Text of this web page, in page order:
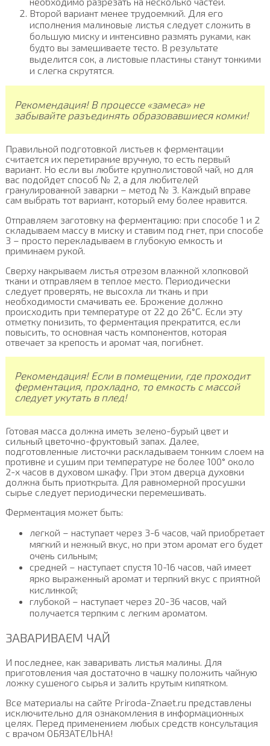
Второй вариант менее трудоемкий. Для его
исполнения малиновые листья следует сложить в
большую миску и интенсивно размять руками, как
будто вы замешиваете тесто. В результате
выделится сок, а листовые пластины станут тонкими
и слегка скрутятся.
Рекомендация! В процессе «замеса» не
забывайте разъединять образовавшиеся комки!
Правильной подготовкой листьев к ферментации
считается их перетирание вручную, то есть первый
вариант. Но если вы любите крупнолистовой чай, но для
вас подойдет способ № 2, а для любителей
гранулированной заварки – метод № 3. Каждый вправе
сам выбрать тот вариант, который ему более нравится.
Отправляем заготовку на ферментацию: при способе 1 и 2
складываем массу в миску и ставим под гнет, при способе
3 – просто перекладываем в глубокую емкость и
приминаем рукой.
Сверху накрываем листья отрезом влажной хлопковой
ткани и отправляем в теплое место. Периодически
следует проверять, не высохла ли ткань и при
необходимости смачивать ее. Брожение должно
происходить при температуре от 22 до 26°C. Если эту
отметку понизить, то ферментация прекратится, если
повысить, то основная часть компонентов, которая
отвечает за крепость и аромат чая, погибнет.
Рекомендация! Если в помещении, где проходит
ферментация, прохладно, то емкость с массой
следует укутать в плед!
Готовая масса должна иметь зелено-бурый цвет и
сильный цветочно-фруктовый запах. Далее,
подготовленные листочки раскладываем тонким слоем на
противне и сушим при температуре не более 100° около
2-х часов в духовом шкафу. При этом дверца духовки
должна быть приоткрыта. Для равномерной просушки
сырье следует периодически перемешивать.
Ферментация может быть:
легкой – наступает через 3-6 часов, чай приобретает
мягкий и нежный вкус, но при этом аромат его будет
очень сильным;
средней – наступает спустя 10-16 часов, чай имеет
ярко выраженный аромат и терпкий вкус с приятной
кислинкой;
глубокой – наступает через 20-36 часов, чай
получается терпким с легким ароматом.
ЗАВАРИВАЕМ ЧАЙ
И последнее, как заваривать листья малины. Для
приготовления чая достаточно в чашку положить чайную
ложку сушеного сырья и залить крутым кипятком.
Все материалы на сайте Priroda-Znaet.ru представлены
исключительно для ознакомления в информационных
целях. Перед применением любых средств консультация
с врачом ОБЯЗАТЕЛЬНА!